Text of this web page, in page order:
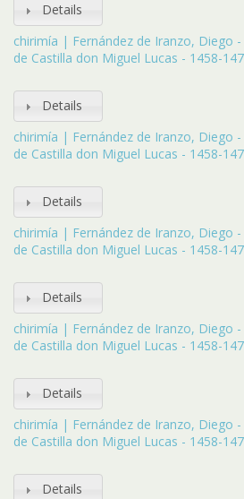
Details
chirimía | Fernández de Iranzo, Diego
de Castilla don Miguel Lucas - 1458-
Details
chirimía | Fernández de Iranzo, Diego
de Castilla don Miguel Lucas - 1458-
Details
chirimía | Fernández de Iranzo, Diego
de Castilla don Miguel Lucas - 1458-
Details
chirimía | Fernández de Iranzo, Diego
de Castilla don Miguel Lucas - 1458-
Details
chirimía | Fernández de Iranzo, Diego
de Castilla don Miguel Lucas - 1458-
Details